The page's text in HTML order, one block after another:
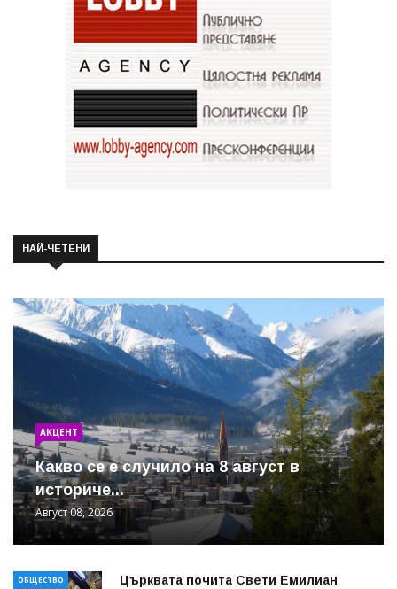
НАЙ-ЧЕТЕНИ
АКЦЕНТ
Какво се е случило на 8 август в
историче...
Август 08, 2026
ОБЩЕСТВО
Църквата почита Свeти Емилиан